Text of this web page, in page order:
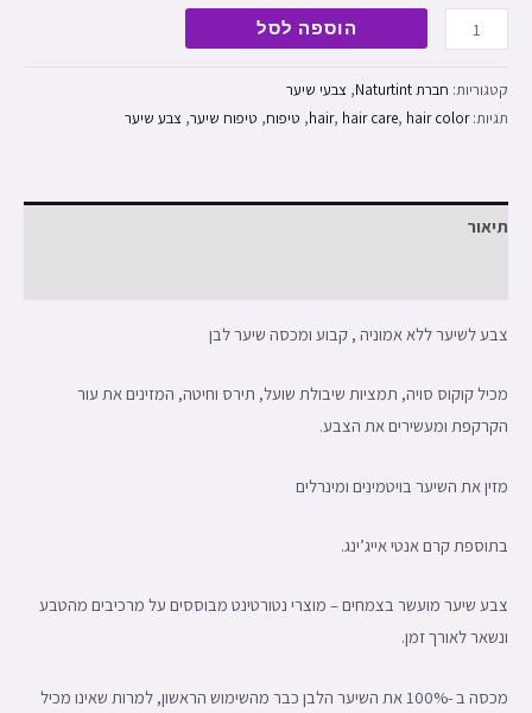
הוספה לסל
קטגוריות: חברת Naturtint , צבעי שיער
תגיות:
hair, hair care, hair color
, טיפוח, טיפוח שיער, צבע שיער
תיאור
צבע לשיער ללא אמוניה , קבוע ומכסה שיער לבן
מכיל קוקוס סויה, תמציות שיבולת שועל, תירס וחיטה, המזינים את עור
הקרקפת ומעשירים את הצבע.
מזין את השיער בויטמינים ומינרלים
בתוספת קרם אנטי אייג’ינג.
צבע שיער מועשר בצמחים – מוצרי נטורטינט מבוססים על מרכיבים מהטבע
ונשאר לאורך זמן.
מכסה ב -100% את השיער הלבן כבר מהשימוש הראשון, למרות שאינו מכיל